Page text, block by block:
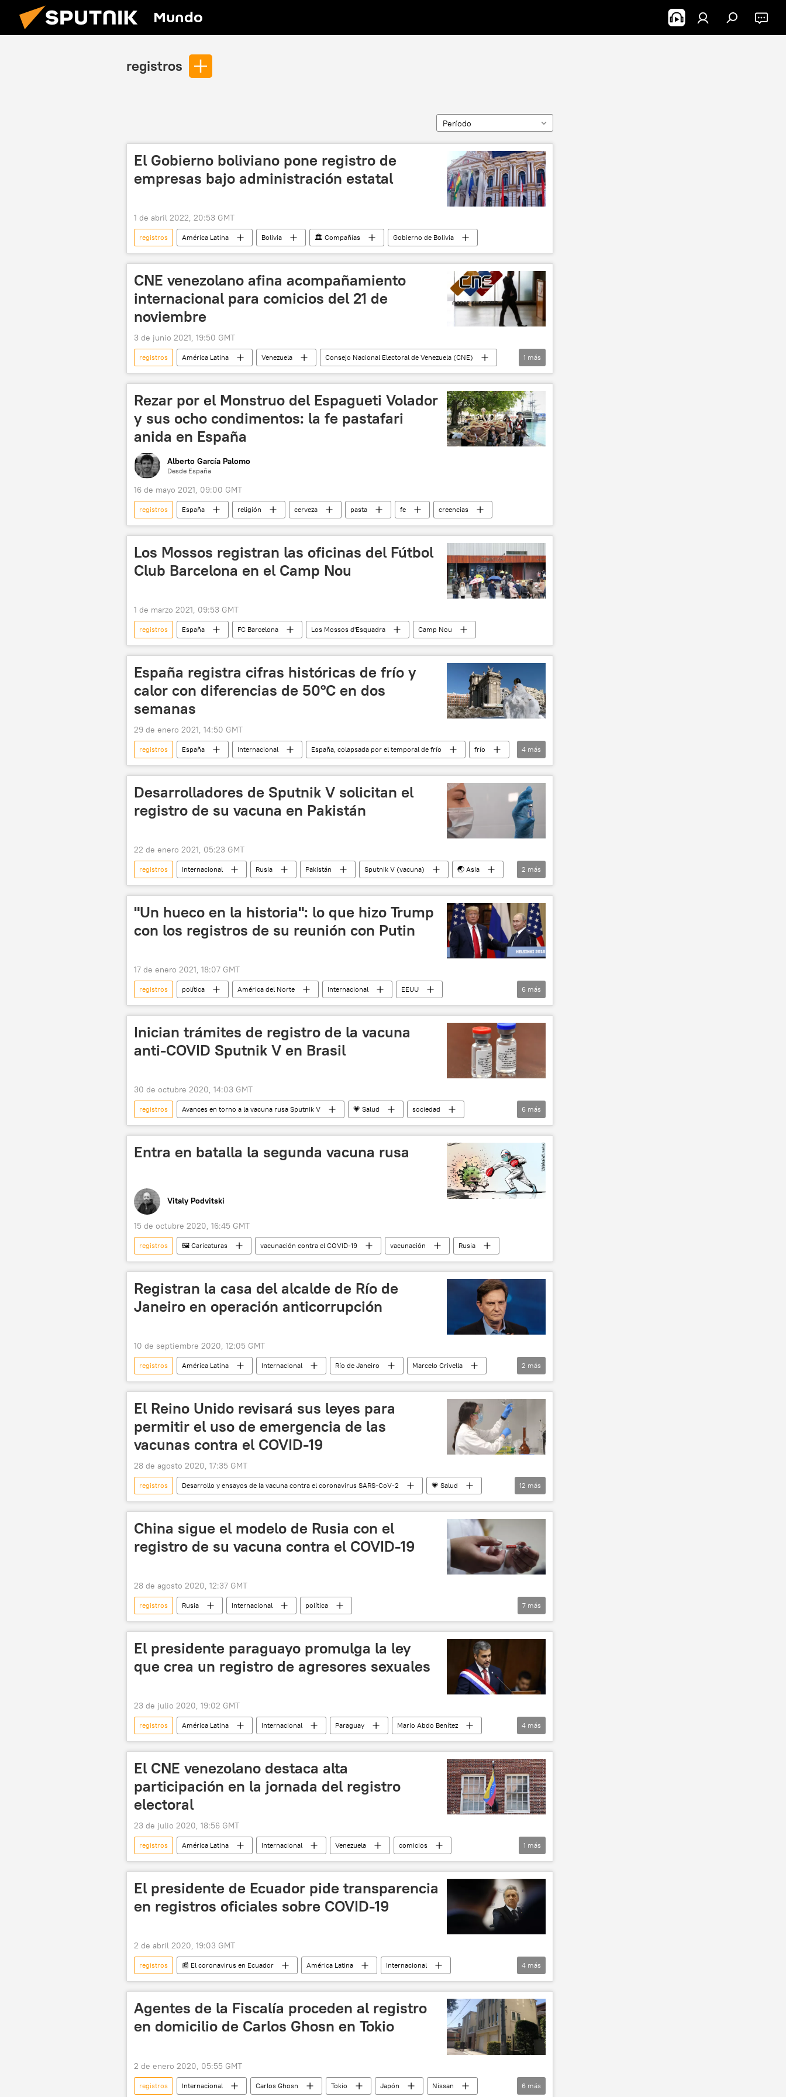
Mundo
registros
Período
El Gobierno boliviano pone registro de
empresas bajo administración estatal
1 de abril 2022, 20:53 GMT
registros América Latina Bolivia 🏛️ Compañías Gobierno de Bolivia
CNE venezolano afina acompañamiento
internacional para comicios del 21 de
noviembre
3 de junio 2021, 19:50 GMT
registros América Latina Venezuela
Consejo Nacional Electoral de Venezuela (CNE)
elecciones
1 más
Rezar por el Monstruo del Espagueti Volador
y sus ocho condimentos: la fe pastafari
anida en España
Alberto García Palomo
Desde España
16 de mayo 2021, 09:00 GMT
registros España religión cerveza pasta fe creencias
Los Mossos registran las oficinas del Fútbol
Club Barcelona en el Camp Nou
1 de marzo 2021, 09:53 GMT
registros España FC Barcelona Los Mossos d'Esquadra Camp Nou
España registra cifras históricas de frío y
calor con diferencias de 50ºC en dos
semanas
29 de enero 2021, 14:50 GMT
registros España Internacional España, colapsada por el temporal de frío
frío
calor
ola de calor temporal noticias
4 más
Desarrolladores de Sputnik V solicitan el
registro de su vacuna en Pakistán
22 de enero 2021, 05:23 GMT
registros Internacional Rusia Pakistán Sputnik V (vacuna)
🌏 Asia
vacunación
noticias
2 más
"Un hueco en la historia": lo que hizo Trump
con los registros de su reunión con Putin
17 de enero 2021, 18:07 GMT
registros política América del Norte Internacional
EEUU
Donald Trump
Vladímir Putin Administración de EEUU leyes
Rusia
6 más
Inician trámites de registro de la vacuna
anti-COVID Sputnik V en Brasil
30 de octubre 2020, 14:03 GMT
registros Avances en torno a la vacuna rusa Sputnik V 💗 Salud
sociedad
América Latina
Internacional Rusia Brasil
Sputnik V (vacuna)
6 más
Entra en batalla la segunda vacuna rusa
Vitaly Podvitski
15 de octubre 2020, 16:45 GMT
registros 🖼️ Caricaturas vacunación contra el COVID-19 vacunación Rusia
Registran la casa del alcalde de Río de
Janeiro en operación anticorrupción
10 de septiembre 2020, 12:05 GMT
registros América Latina Internacional Río de Janeiro
Marcelo Crivella
corrupción
noticias
2 más
El Reino Unido revisará sus leyes para
permitir el uso de emergencia de las
vacunas contra el COVID-19
28 de agosto 2020, 17:35 GMT
registros Desarrollo y ensayos de la vacuna contra el coronavirus SARS-CoV-2
💗 Salud
sociedad
Reino Unido China Sputnik V (vacuna)
vacunación
pandemia de coronavirus
12 más
China sigue el modelo de Rusia con el
registro de su vacuna contra el COVID-19
28 de agosto 2020, 12:37 GMT
registros Rusia Internacional
política
Desarrollo y ensayos de la vacuna contra el coronavirus SARS-CoV-2
China
COVID-19
7 más
El presidente paraguayo promulga la ley
que crea un registro de agresores sexuales
23 de julio 2020, 19:02 GMT
registros América Latina Internacional Paraguay
Mario Abdo Benítez
ley
agresión agresión sexual noticias
4 más
El CNE venezolano destaca alta
participación en la jornada del registro
electoral
23 de julio 2020, 18:56 GMT
registros América Latina Internacional Venezuela
comicios
elecciones
noticias
1 más
El presidente de Ecuador pide transparencia
en registros oficiales sobre COVID-19
2 de abril 2020, 19:03 GMT
registros 📰 El coronavirus en Ecuador América Latina
Internacional
coronavirus en América Latina
coronavirus Ecuador noticias
4 más
Agentes de la Fiscalía proceden al registro
en domicilio de Carlos Ghosn en Tokio
2 de enero 2020, 05:55 GMT
registros Internacional Carlos Ghosn Tokio Japón Nissan 6 más